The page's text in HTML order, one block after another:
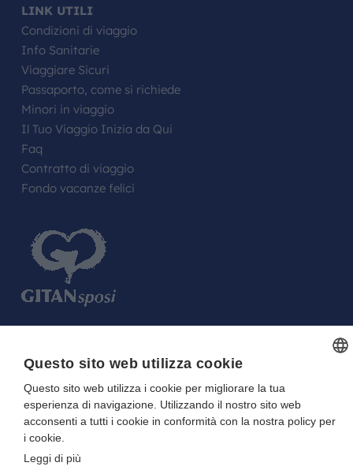
LINK UTILI
Condizioni di viaggio
Info Sanitarie
Viaggiare Sicuri
Passaporto, come si richiede
Minori in viaggio
Il Tuo Viaggio Inizia da Qui
Faq
Contratto di viaggio
Fondo vacanze felici
FESTEGGIATO?
La tua Lista in Viaggio…
Questo sito web utilizza cookie
Questo sito web utilizza i cookie per migliorare la tua
esperienza di navigazione. Utilizzando il nostro sito web
acconsenti a tutti i cookie in conformità con la nostra policy per
i cookie.
Leggi di più